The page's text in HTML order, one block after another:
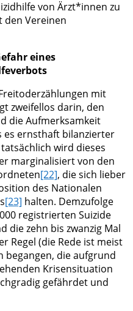
von Ärzt*innen zu
den Vereinen
eines
mit
zweifellos darin, den
die Aufmerksamkeit
es ernsthaft bilanzierter
wird dieses
marginalisiert von den
[22], die sich lieber
des Nationalen
[23] halten. Demzufolge
registrierten Suizide
die zehn bis zwanzig Mal
Regel (die Rede ist meist
begangen, die aufgrund
Krisensituation
gefährdet und